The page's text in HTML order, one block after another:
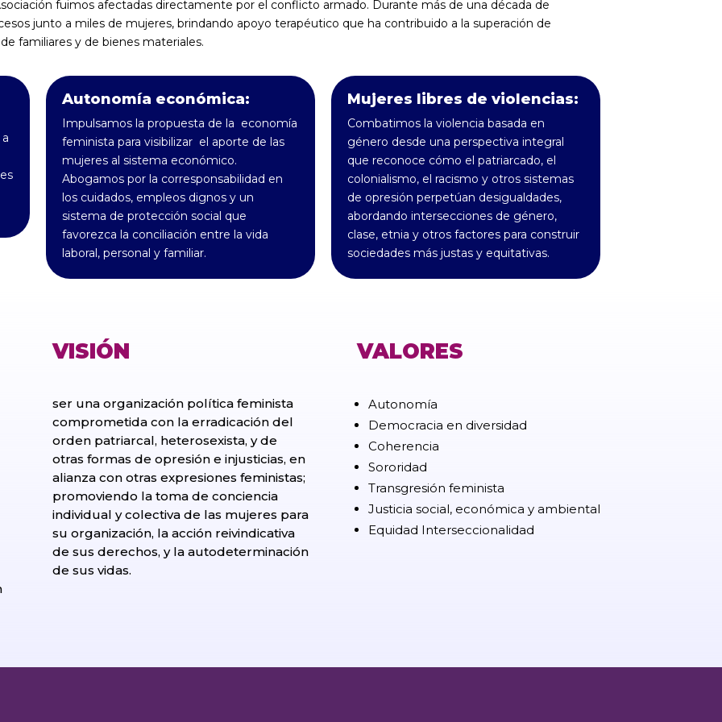
fuimos afectadas directamente por el conflicto armado. Durante más de una década de
junto a miles de mujeres, brindando apoyo terapéutico que ha contribuido a la superación de
familiares y de bienes materiales.
Autonomía económica:
Impulsamos la propuesta de la economía
feminista para visibilizar el aporte de las
mujeres al sistema económico.
Abogamos por la corresponsabilidad en
los cuidados, empleos dignos y un
sistema de protección social que
favorezca la conciliación entre la vida
laboral, personal y familiar.
Mujeres libres de violencias:
Combatimos la violencia basada en
género desde una perspectiva integral
que reconoce cómo el patriarcado, el
colonialismo, el racismo y otros sistemas
de opresión perpetúan desigualdades,
abordando intersecciones de género,
clase, etnia y otros factores para construir
sociedades más justas y equitativas.
VISIÓN
ser una organización política feminista
comprometida con la erradicación del
orden patriarcal, heterosexista, y de
otras formas de opresión e injusticias, en
alianza con otras expresiones feministas;
promoviendo la toma de conciencia
individual y colectiva de las mujeres para
su organización, la acción reivindicativa
de sus derechos, y la autodeterminación
de sus vidas.
VALORES
Autonomía
Democracia en diversidad
Coherencia
Sororidad
Transgresión feminista
Justicia social, económica y ambiental
Equidad Interseccionalidad